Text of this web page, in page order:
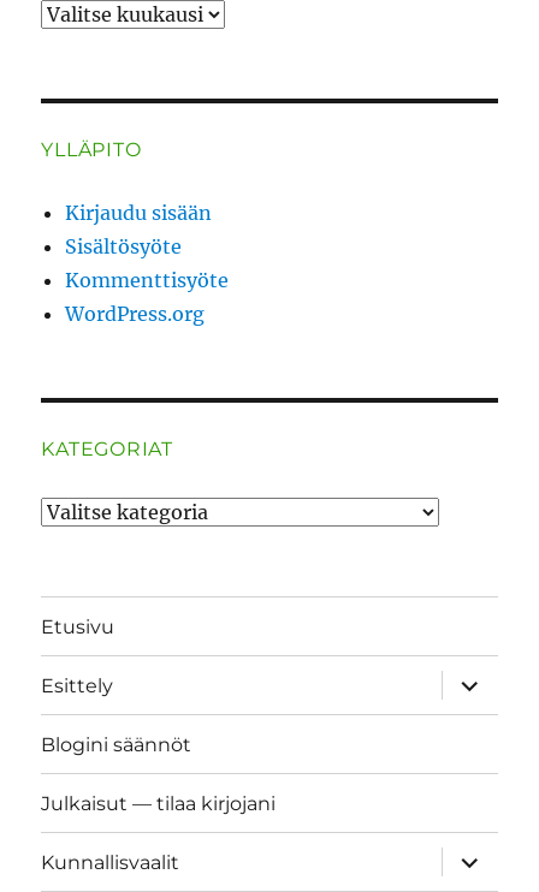
ARKISTO
YLLÄPITO
Kirjaudu sisään
Sisältösyöte
Kommenttisyöte
WordPress.org
KATEGORIAT
Kategoriat
Etusivu
Esittely
näytä
Blogini säännöt
Julkaisut — tilaa kirjojani
Kunnallisvaalit
näytä